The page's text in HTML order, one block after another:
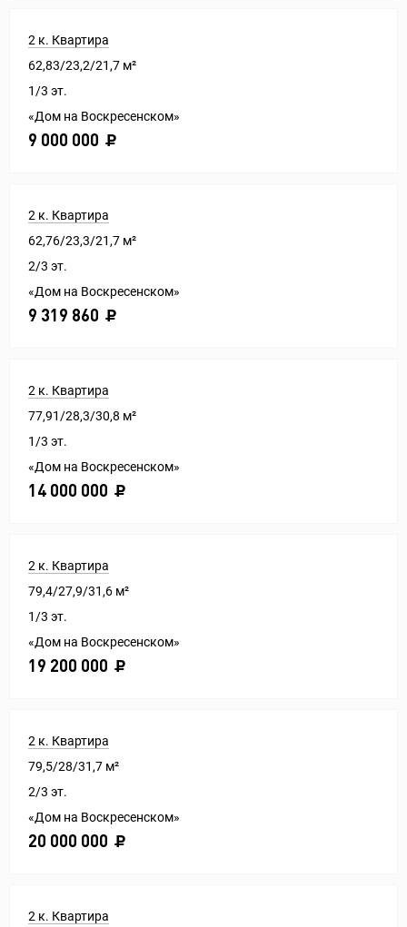
2 к. Квартира
62,83/23,2/21,7 м²
1/3 эт.
«Дом на Воскресенском»
9 000 000
2 к. Квартира
62,76/23,3/21,7 м²
2/3 эт.
«Дом на Воскресенском»
9 319 860
2 к. Квартира
77,91/28,3/30,8 м²
1/3 эт.
«Дом на Воскресенском»
14 000 000
2 к. Квартира
79,4/27,9/31,6 м²
1/3 эт.
«Дом на Воскресенском»
19 200 000
2 к. Квартира
79,5/28/31,7 м²
2/3 эт.
«Дом на Воскресенском»
20 000 000
2 к. Квартира